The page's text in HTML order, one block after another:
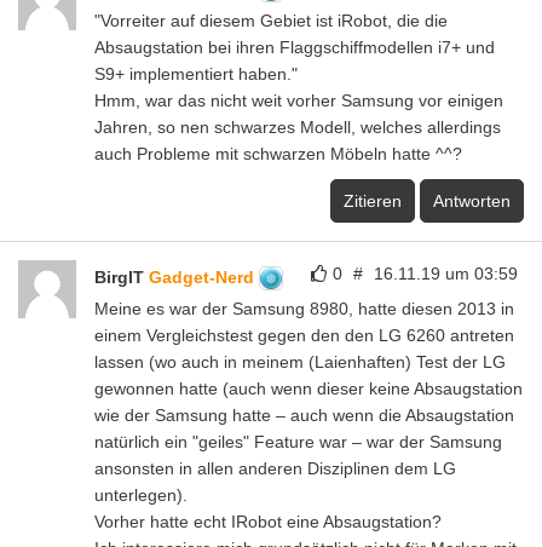
"Vorreiter auf diesem Gebiet ist iRobot, die die
Absaugstation bei ihren Flaggschiffmodellen i7+ und
S9+ implementiert haben."
Hmm, war das nicht weit vorher Samsung vor einigen
Jahren, so nen schwarzes Modell, welches allerdings
auch Probleme mit schwarzen Möbeln hatte ^^?
Zitieren Antworten
0 # 16.11.19 um 03:59
BirgIT Gadget-Nerd
Meine es war der Samsung 8980, hatte diesen 2013 in
einem Vergleichstest gegen den den LG 6260 antreten
lassen (wo auch in meinem (Laienhaften) Test der LG
gewonnen hatte (auch wenn dieser keine Absaugstation
wie der Samsung hatte – auch wenn die Absaugstation
natürlich ein "geiles" Feature war – war der Samsung
ansonsten in allen anderen Disziplinen dem LG
unterlegen).
Vorher hatte echt IRobot eine Absaugstation?